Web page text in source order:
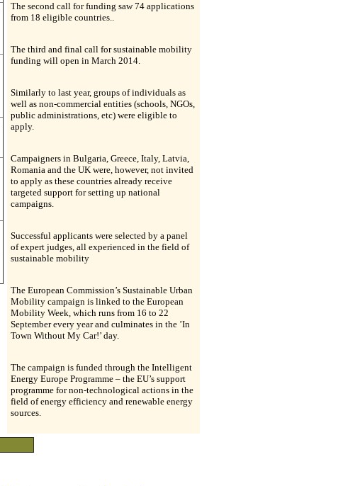
The second call for funding saw 74 applications
from 18 eligible countries..
The third and final call for sustainable mobility
funding will open in March 2014.
Similarly to last year, groups of individuals as
well as non-commercial entities (schools, NGOs,
public administrations, etc) were eligible to
apply.
Campaigners in Bulgaria, Greece, Italy, Latvia,
Romania and the UK were, however, not invited
to apply as these countries already receive
targeted support for setting up national
campaigns.
Successful applicants were selected by a panel
of expert judges, all experienced in the field of
sustainable mobility
The European Commission’s Sustainable Urban
Mobility campaign is linked to the European
Mobility Week, which runs from 16 to 22
September every year and culminates in the ’In
Town Without My Car!’ day.
The campaign is funded through the Intelligent
Energy Europe Programme – the EU’s support
programme for non-technological actions in the
field of energy efficiency and renewable energy
sources.